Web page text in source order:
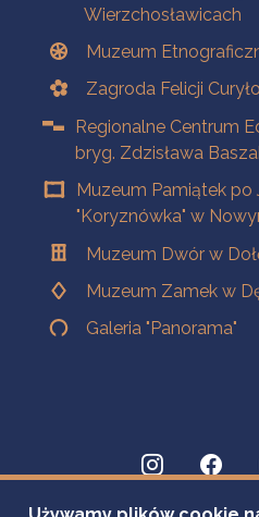
Wierzchosławicach
Muzeum
Zagroda Felicji
Regionalne Centrum
bryg. Zdzisława
Muzeum Pamiątek po
"Koryznówka" w
Muzeum Dwór w
Muzeum Zamek w
Galeria "Panorama"